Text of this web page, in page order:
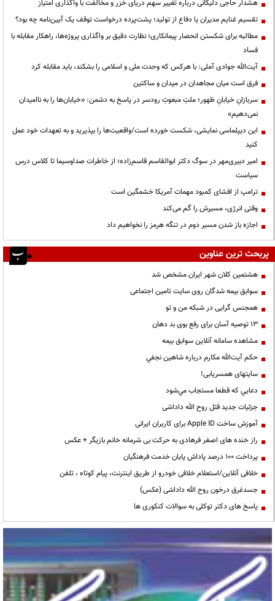
هشدار حاجی دلیگانی درباره تغییر سهم دریای خزر و مخالفت با واگذاری امتیاز
تقسیم غنایم مدیران یا دفاع از تولید؛ پشت‌پرده درخواست توقف یک آیین‌نامه چه بود؟
مطالبه برای شکستن انحصار پیمانکاری؛ نظارت دقیق بر واگذاری پروژه‌ها، راهکار مقابله با
فساد
آیت‌الله جوادی آملی: با هرکس که وحدت ملی و اسلامی را بشکند، باید مقابله کرد
فرق است میان مجاهدان در میدان و ساکتین
سربازانِ خیابانِ ظهور؛ ملتِ مبعوثِ رودسر در پاسخ به دشمن: «خیابان‌ها را به ناامیدان
نمی‌دهیم»
این دیپلماسی نمایشی، شکست خورده است/واقعیت‌ها را بپذیرید و به تعهدات خود عمل
کنید
امیر دبیری‌مهر در سوگ دکتر ابوالقاسم قاسم‌زاده؛ از خاطرات صداوسیما تا کلاس درس
سیاست
ترامپ از افشای کمبود مهمات آمریکا خشمگین است
وقتی انرژی، مسیرش را گم می‌کند
اجازه باز شدن مسیر دوم در تنگه هرمز را نخواهیم داد
پربحث ترین عناوین
هشتمین کلان شهر ایران مشخص شد
سوابق بیمه شدگان روی سایت تامین اجتماعی
همجنس گرایی در شبکه من و تو
13 توصیه آسان برای رفع بوی بد دهان
مشاهده سامانه آنلاين سوابق بیمه
حكم آيت‌الله مكارم درباره شاهين نجفي
سایتهای همسریابی!
دعايي كه قطعا مستجاب مي‌شود
جزئیات جدید قتل روح الله داداشی
آموزش ساخت Apple ID برای کاربران ایرانی
راز خنده های اصغر فرهادی به حرکت بی شرمانه خانم بازیگر + عکس
پرداخت ۱۰۰ درصد پاداش پایان خدمت فرهنگیان
خلافی آنلاین/استعلام خلافی خودرو از طریق اینترنت، پیام کوتاه ، تلفن
جسدغرق درخون روح الله داداشی (عکس)
پاسخ های دکتر توکلی به سوالات کنکوری ها